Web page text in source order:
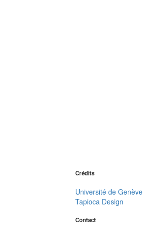
Crédits
Université de Genève
Tapioca Design
Contact